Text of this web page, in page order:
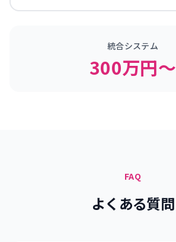
統合システム
300万円〜
FAQ
よくある質問